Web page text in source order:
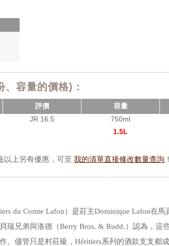
容量的價格)：
評價 容量
JR 16.5 750ml
1.5L
以上另有優惠，可至 我的清單直接修改數量查詢 ！
du Comte Lafon）是莊主Dominique Lafon在
瑞兄弟與洛德（Berry Bros. & Rudd.）認為，這
。儘管只是村莊級，Héritiers系列的酒款支支都